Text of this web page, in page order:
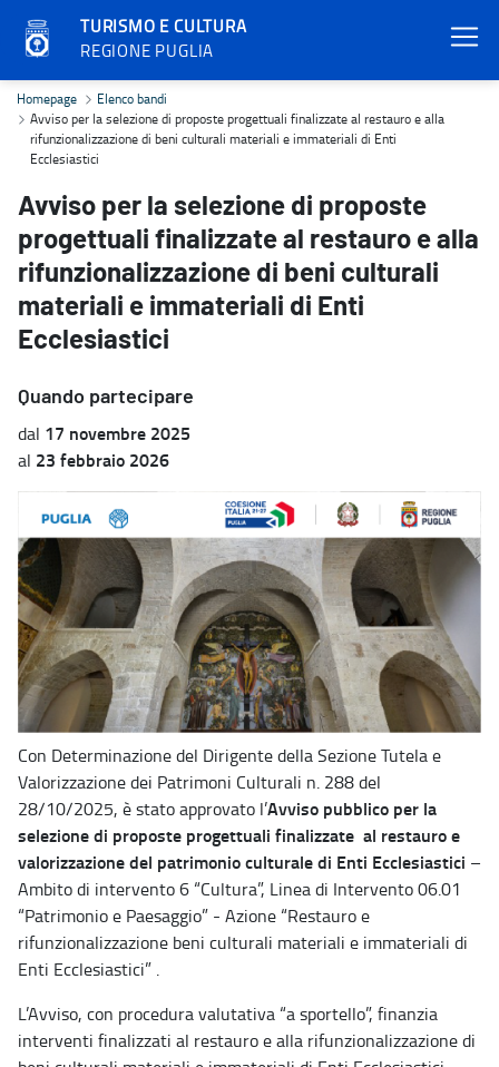
TURISMO E CULTURA
REGIONE PUGLIA
Avviso per la selezione di proposte progettuali finalizzate al
Homepage
Elenco bandi
Avviso per la selezione di proposte progettuali finalizzate al restauro e alla
rifunzionalizzazione di beni culturali materiali e immateriali di Enti
Ecclesiastici
Avviso per la selezione di proposte
progettuali finalizzate al restauro e alla
rifunzionalizzazione di beni culturali
materiali e immateriali di Enti
Ecclesiastici
Quando partecipare
dal 17 novembre 2025
al 23 febbraio 2026
Con Determinazione del Dirigente della Sezione Tutela e
Valorizzazione dei Patrimoni Culturali n. 288 del
28/10/2025, è stato approvato l’Avviso pubblico per la
selezione di proposte progettuali finalizzate al restauro e
valorizzazione del patrimonio culturale di Enti Ecclesiastici –
Ambito di intervento 6 “Cultura”, Linea di Intervento 06.01
“Patrimonio e Paesaggio” - Azione “Restauro e
rifunzionalizzazione beni culturali materiali e immateriali di
Enti Ecclesiastici” .
L’Avviso, con procedura valutativa “a sportello”, finanzia
interventi finalizzati al restauro e alla rifunzionalizzazione di